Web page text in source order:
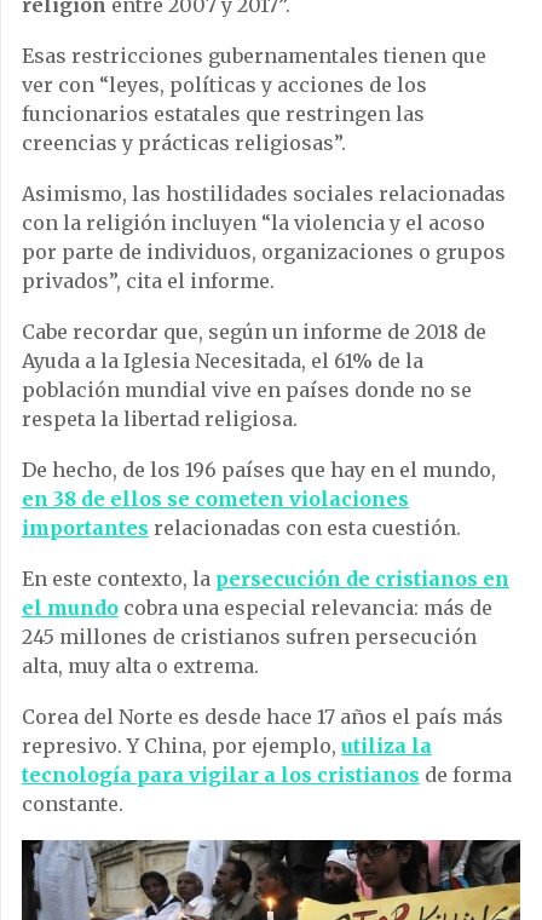
religión entre 2007 y 2017”.
Esas restricciones gubernamentales tienen que
ver con “leyes, políticas y acciones de los
funcionarios estatales que restringen las
creencias y prácticas religiosas”.
Asimismo, las hostilidades sociales relacionadas
con la religión incluyen “la violencia y el acoso
por parte de individuos, organizaciones o grupos
privados”, cita el informe.
Cabe recordar que, según un informe de 2018 de
Ayuda a la Iglesia Necesitada, el 61% de la
población mundial vive en países donde no se
respeta la libertad religiosa.
De hecho, de los 196 países que hay en el mundo,
en 38 de ellos se cometen violaciones
importantes relacionadas con esta cuestión.
En este contexto, la persecución de cristianos en
el mundo cobra una especial relevancia: más de
245 millones de cristianos sufren persecución
alta, muy alta o extrema.
Corea del Norte es desde hace 17 años el país más
represivo. Y China, por ejemplo, utiliza la
tecnología para vigilar a los cristianos de forma
constante.